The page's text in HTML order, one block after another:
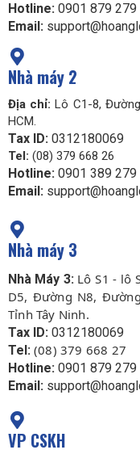
Hotline: 0901 879 279
Email:
Nhà máy 2
Địa chỉ: Lô C1-8, Đường
HCM.
Tax ID: 0312180069
Tel: (08) 379 668 26
Hotline: 0901 389 279
Email:
Nhà máy 3
Nhà Máy 3: Lô S1 - lô
D5, Đường N8,
Tỉnh Tây Ninh.
Tax ID: 0312180069
Tel: (08) 379 668 27
Hotline: 0901 879 279
Email:
VP CSKH